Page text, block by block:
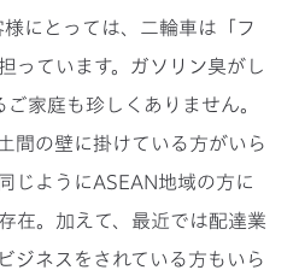
にとっては、二輪車は「フ
っています。ガソリン臭がし
家庭も珍しくありません。
間の壁に掛けている方がいら
じようにASEAN地域の方に
在。加えて、最近では配達業
ジネスをされている方もいら